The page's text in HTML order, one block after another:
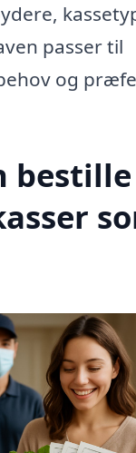
passer til
og
bestille